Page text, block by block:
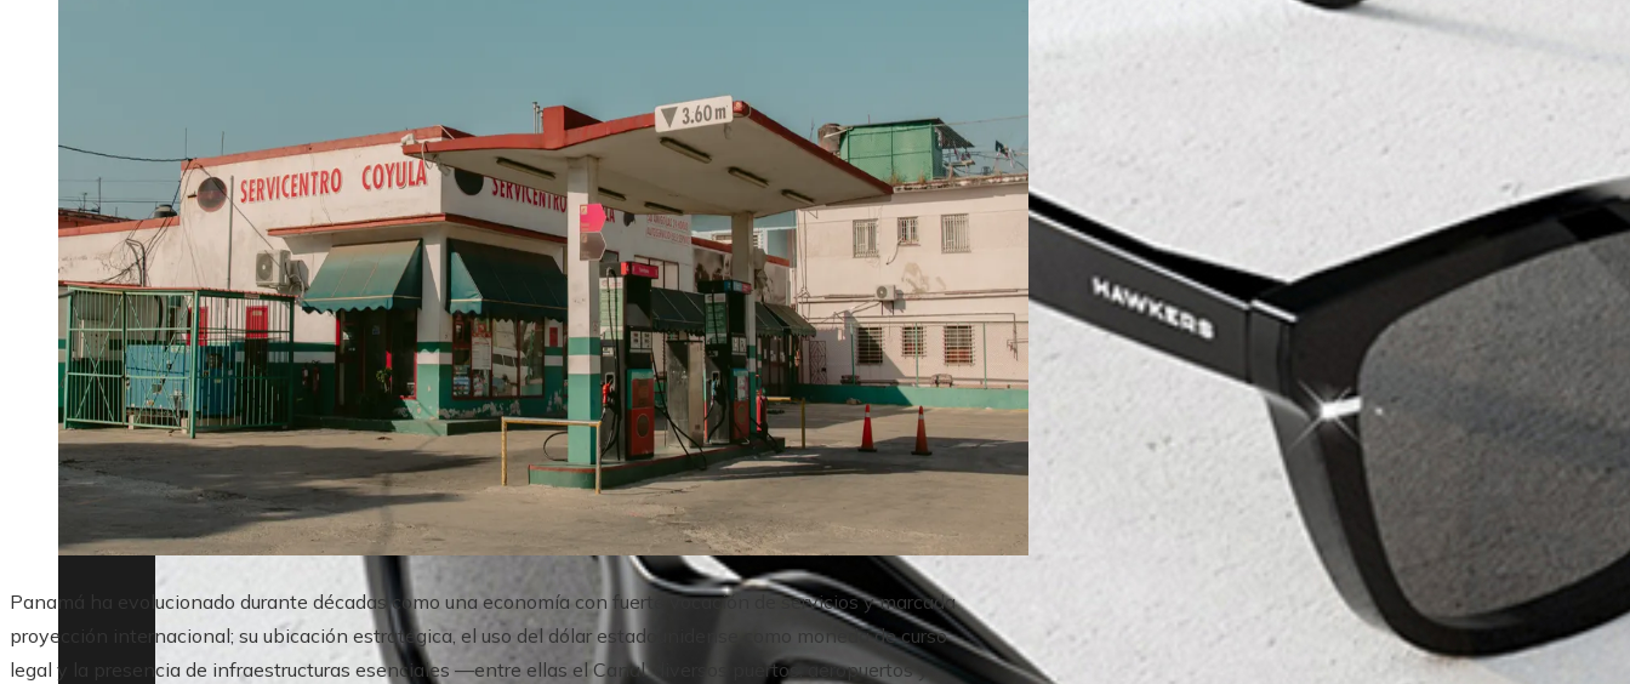
Panamá ha evolucionado durante décadas como una economía con fuerte vocación de servicios y marcada
proyección internacional; su ubicación estratégica, el uso del dólar estadounidense como moneda de curso
legal y la presencia de infraestructuras esenciales —entre ellas el Canal, diversos puertos, aeropuertos y